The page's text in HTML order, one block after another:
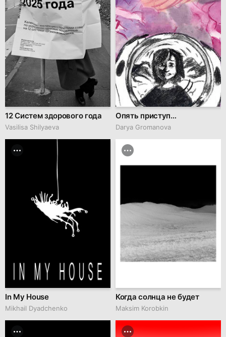
12 Систем здорового года
Vasilisa Shilyaeva
Опять приступ…
Darya Gromanova
In My House
Mikhail Dyadchenko
Когда солнца не будет
Maksim Korobkin